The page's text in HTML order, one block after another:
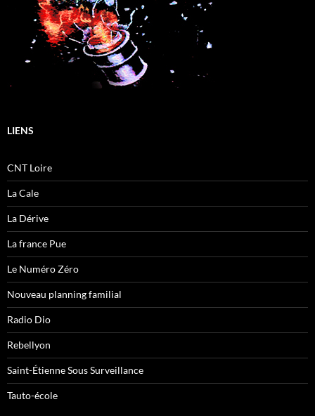
LIENS
CNT Loire
La Cale
La Dérive
La france Pue
Le Numéro Zéro
Nouveau planning familial
Radio Dio
Rebellyon
Saint-Étienne Sous Surveillance
Tauto-école